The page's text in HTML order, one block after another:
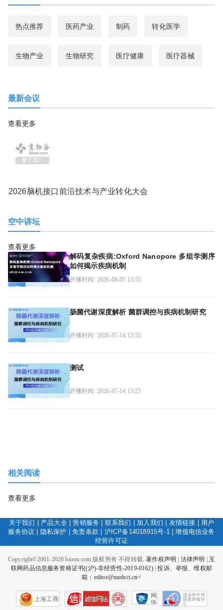
热点推荐 医药产业 制药 转化医学
生物产业 生物研究 医疗健康 医疗器械
最新会议
查看更多
2026脑机接口前沿技术与产业转化大会
空中讲坛
查看更多
解码复杂疾病:Oxford Nanopore 多组学测序
如何揭示疾病机制
开播时间: 2026-08-05 13:55
肠菌代谢深度解析 菌群调控与疾病机制研究
开播时间: 2026-07-14 13:55
测试
开播时间: 2026-07-14 13:25
相关阅读
查看更多
关于我们 产品大全|营销服务 联系我们 加入我们 友情链接
用户
服务协议
隐私保护 |免责条款 沪ICP备14018915号-1 |增值电信业务
经营许可证
Copyright©2001-2020 bioon.com 版权所有 不得转载.著作权声明 | 法律声明 | 互
联网药品信息服务资格证书((沪)-非经营性-2019-0162)|投诉、举报、维权邮
箱：editor@medsci.cn<
上海工商
网
络